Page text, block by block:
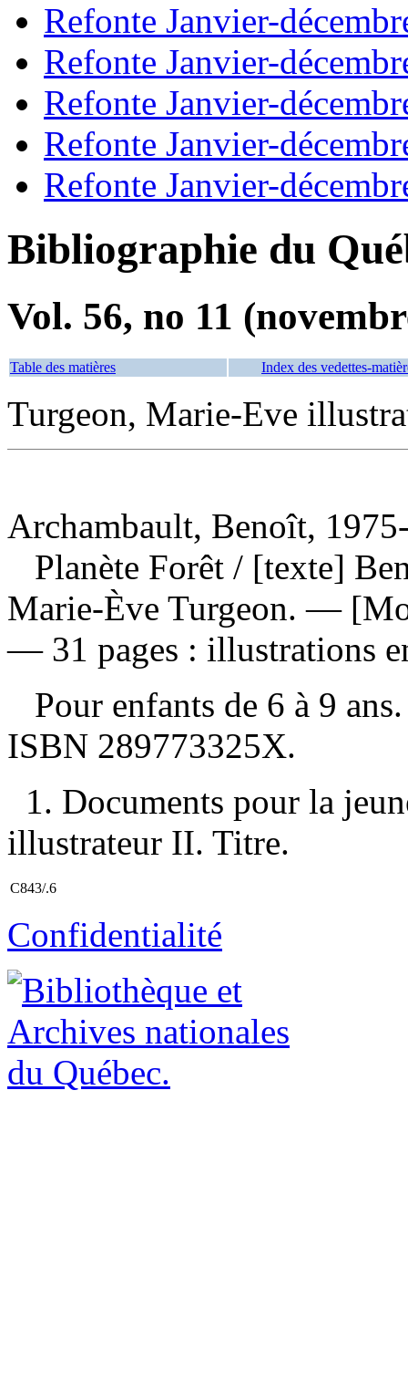
Refonte Janvier-
Refonte Janvier-
Refonte Janvier-
Refonte Janvier-
Refonte Janvier-
Bibliographie du
Vol. 56, no 11
Table des matières Index des vedettes-
Turgeon, Marie-Eve
Archambault, Benoît,
Planète Forêt / [texte]
Marie-Ève Turgeon. —
— 31 pages : illustrations
Pour enfants de 6 à 9
ISBN 289773325X.
1. Documents pour la
illustrateur II. Titre.
C843/.6
Confidentialité